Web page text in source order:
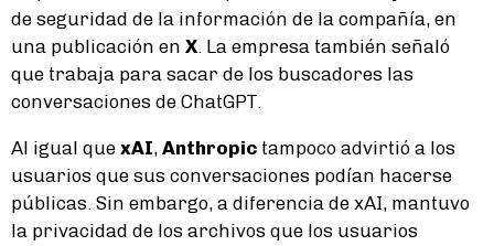
de seguridad de la información de la compañía, en
una publicación en X. La empresa también señaló
que trabaja para sacar de los buscadores las
conversaciones de ChatGPT.
Al igual que xAI, Anthropic tampoco advirtió a los
usuarios que sus conversaciones podían hacerse
públicas. Sin embargo, a diferencia de xAI, mantuvo
la privacidad de los archivos que los usuarios